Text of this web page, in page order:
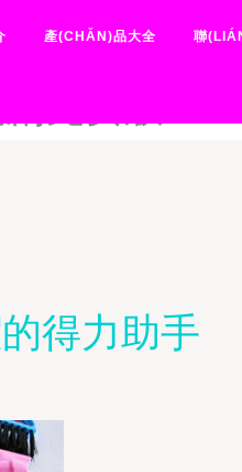
密1HD中
11免费高
免费版
產(CHǍN)品大全 聯
得力助手